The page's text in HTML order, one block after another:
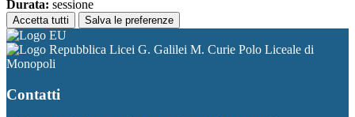
Durata: sessione
Accetta tutti Salva le preferenze
Licei G. Galilei M. Curie Polo Liceale di
Monopoli
Contatti